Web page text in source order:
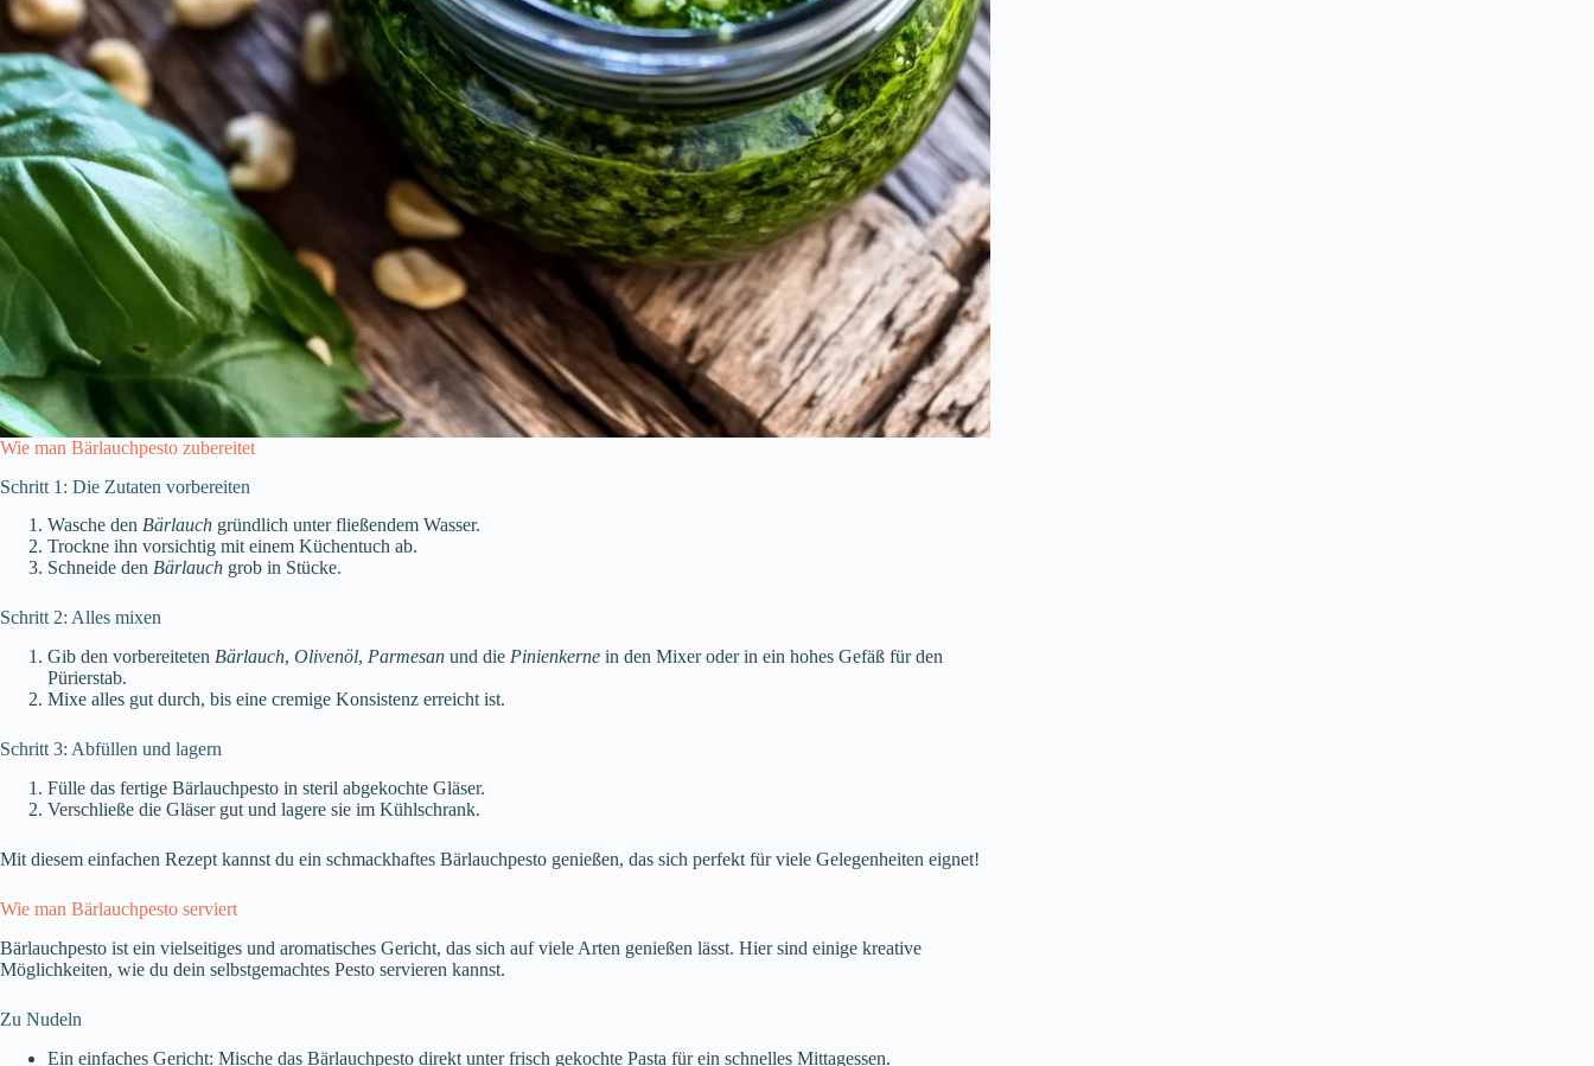
Wie man Bärlauchpesto zubereitet
Schritt 1: Die Zutaten vorbereiten
Wasche den Bärlauch gründlich unter fließendem Wasser.
Trockne ihn vorsichtig mit einem Küchentuch ab.
Schneide den Bärlauch grob in Stücke.
Schritt 2: Alles mixen
Gib den vorbereiteten Bärlauch, Olivenöl, Parmesan und die Pinienkerne in den Mixer oder in ein hohes Gefäß für den
Pürierstab.
Mixe alles gut durch, bis eine cremige Konsistenz erreicht ist.
Schritt 3: Abfüllen und lagern
Fülle das fertige Bärlauchpesto in steril abgekochte Gläser.
Verschließe die Gläser gut und lagere sie im Kühlschrank.
Mit diesem einfachen Rezept kannst du ein schmackhaftes Bärlauchpesto genießen, das sich perfekt für viele Gelegenheiten eignet!
Wie man Bärlauchpesto serviert
Bärlauchpesto ist ein vielseitiges und aromatisches Gericht, das sich auf viele Arten genießen lässt. Hier sind einige kreative
Möglichkeiten, wie du dein selbstgemachtes Pesto servieren kannst.
Zu Nudeln
Ein einfaches Gericht: Mische das Bärlauchpesto direkt unter frisch gekochte Pasta für ein schnelles Mittagessen.